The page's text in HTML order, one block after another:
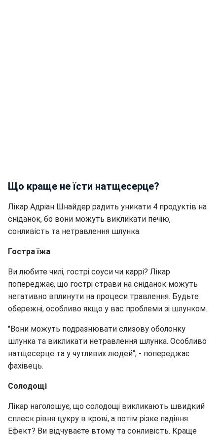
Що краще не їсти натщесерце?
Лікар Адріан Шнайдер радить уникати 4 продуктів на
сніданок, бо вони можуть викликати печію,
сонливість та нетравлення шлунка.
Гостра їжа
Ви любите чилі, гострі соуси чи каррі? Лікар
попереджає, що гострі страви на сніданок можуть
негативно вплинути на процеси травлення. Будьте
обережні, особливо якщо у вас проблеми зі шлунком.
"Вони можуть подразнювати слизову оболонку
шлунка та викликати нетравлення шлунка. Особливо
натщесерце та у чутливих людей", - попереджає
фахівець.
Солодощі
Лікар наголошує, що солодощі викликають швидкий
сплеск рівня цукру в крові, а потім різке падіння.
Ефект? Ви відчуваєте втому та сонливість. Краще